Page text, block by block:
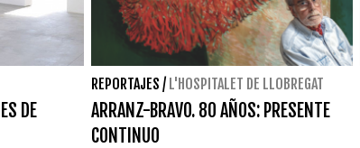
DE
REPORTAJES / L'HOSPITALET DE LLOBREGAT
ARRANZ-BRAVO. 80 AÑOS: PRESENTE
CONTINUO